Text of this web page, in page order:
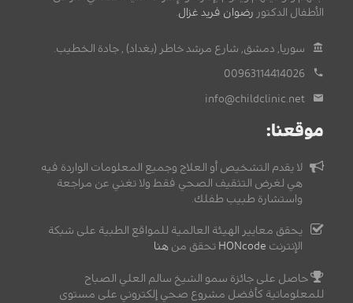
الأطفال الدكتور رضوان فريد غزال
سوريا, دمشق, شارع مرشد خاطر (بغداد) , جادة الخطيب.
00963114414026
info@childclinic.net
موقعنا:
لا يقدم التشخيص أو العلاج وجميع المعلومات الواردة فيه
هي لغرض التثقيف الصحي فقط ولا تغني عن مراجعة
واستشارة طبيب طفلك.
يحقق معايير الهيئة العالمية للمواقع الطبية على شبكة
الإنترنت HONcode تحقق من هنا
حاصل على جائزة سمو الشيخ سالم العلي الصباح
للمعلوماتية كأفضل مشروع صحي إلكتروني على مستوى